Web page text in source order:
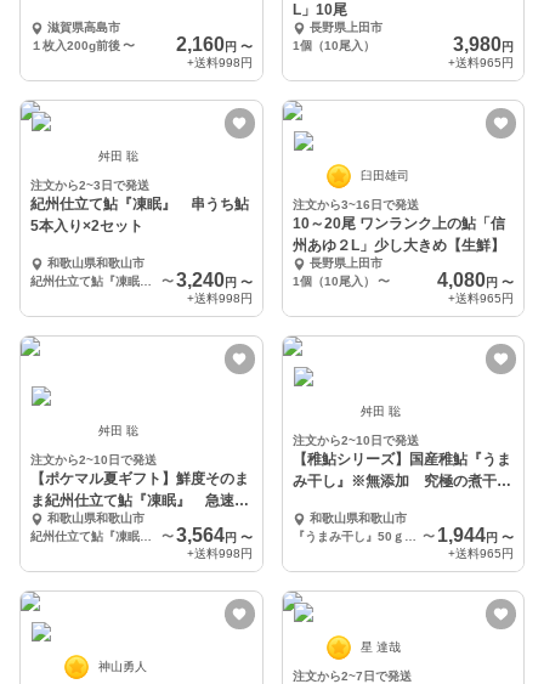
滋賀県高島市
１枚入200g前後〜 2,160円 〜
+送料998円
L」10尾
長野県上田市
1個（10尾入）
3,980円
+送料965円
舛田 聡
注文から2~3日で発送
紀州仕立て鮎『凍眠』 串うち鮎
5本入り×2セット
和歌山県和歌山市
〜 3,240円 〜
+送料998円
臼田雄司
注文から3~16日で発送
10～20尾 ワンランク上の鮎「信
州あゆ２L」少し大きめ【生鮮】
長野県上田市
1個（10尾入）
〜 4,080円 〜
+送料965円
舛田 聡
注文から2~10日で発送
【ポケマル夏ギフト】鮮度そのま
ま紀州仕立て鮎『凍眠』 急速冷
凍で鮮度変わらず！
和歌山県和歌山市
〜 3,564円 〜
+送料998円
舛田 聡
注文から2~10日で発送
【稚鮎シリーズ】国産稚鮎『うま
み干し』※無添加 究極の煮干で
和歌山県和歌山市
〜 1,944円 〜
+送料965円
神山勇人
星 達哉
注文から2~7日で発送